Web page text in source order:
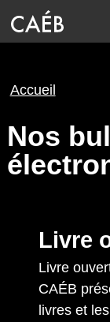
Fil
Accueil
Nos
Livre
Livre
CAÉB
livres et